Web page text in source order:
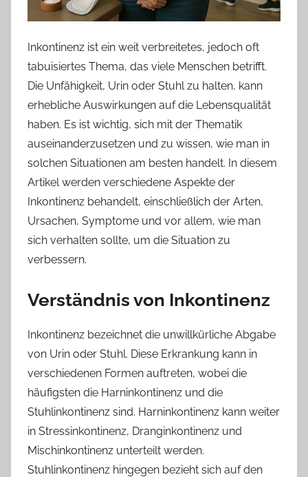
Inkontinenz ist ein weit verbreitetes, jedoch oft
tabuisiertes Thema, das viele Menschen betrifft.
Die Unfähigkeit, Urin oder Stuhl zu halten, kann
erhebliche Auswirkungen auf die Lebensqualität
haben. Es ist wichtig, sich mit der Thematik
auseinanderzusetzen und zu wissen, wie man in
solchen Situationen am besten handelt. In diesem
Artikel werden verschiedene Aspekte der
Inkontinenz behandelt, einschließlich der Arten,
Ursachen, Symptome und vor allem, wie man
sich verhalten sollte, um die Situation zu
verbessern.
Verständnis von Inkontinenz
Inkontinenz bezeichnet die unwillkürliche Abgabe
von Urin oder Stuhl. Diese Erkrankung kann in
verschiedenen Formen auftreten, wobei die
häufigsten die Harninkontinenz und die
Stuhlinkontinenz sind. Harninkontinenz kann weiter
in Stressinkontinenz, Dranginkontinenz und
Mischinkontinenz unterteilt werden.
Stuhlinkontinenz hingegen bezieht sich auf den